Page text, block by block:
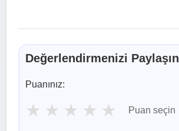
Değerlendirmenizi Paylaşın
Puanınız:
★ ★ ★ ★ ★ Puan seçin